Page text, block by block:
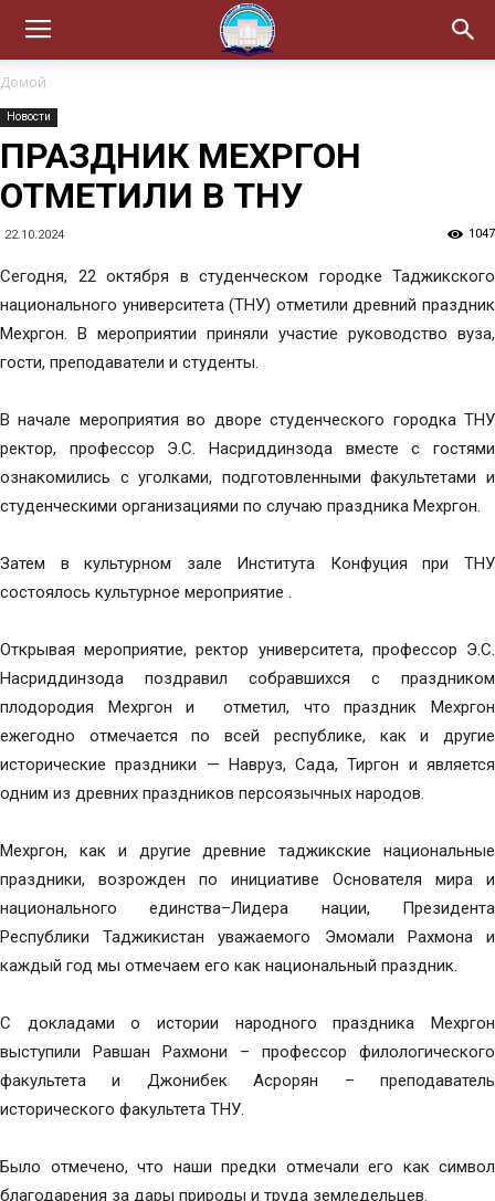
Домой
Новости
ПРАЗДНИК МЕХРГОН
ОТМЕТИЛИ В ТНУ
22.10.2024 1047
Сегодня, 22 октября в студенческом городке Таджикского
национального университета (ТНУ) отметили древний праздник
Мехргон. В мероприятии приняли участие руководство вуза,
гости, преподаватели и студенты.
В начале мероприятия во дворе студенческого городка ТНУ
ректор, профессор Э.С. Насриддинзода вместе с гостями
ознакомились с уголками, подготовленными факультетами и
студенческими организациями по случаю праздника Мехргон.
Затем в культурном зале Института Конфуция при ТНУ
состоялось культурное мероприятие .
Открывая мероприятие, ректор университета, профессор Э.С.
Насриддинзода поздравил собравшихся с праздником
плодородия Мехргон и отметил, что праздник Мехргон
ежегодно отмечается по всей республике, как и другие
исторические праздники — Навруз, Сада, Тиргон и является
одним из древних праздников персоязычных народов.
Мехргон, как и другие древние таджикские национальные
праздники, возрожден по инициативе Основателя мира и
национального единства–Лидера нации, Президента
Республики Таджикистан уважаемого Эмомали Рахмона и
каждый год мы отмечаем его как национальный праздник.
С докладами о истории народного праздника Мехргон
выступили Равшан Рахмони – профессор филологического
факультета и Джонибек Асрорян – преподаватель
исторического факультета ТНУ.
Было отмечено, что наши предки отмечали его как символ
благодарения за дары природы и труда земледельцев.